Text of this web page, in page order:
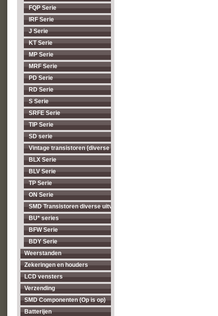
FQP Serie
IRF Serie
J Serie
KT Serie
MP Serie
MRF Serie
PD Serie
RD Serie
S Serie
SRFE Serie
TIP Serie
SD serie
Vintage transistoren (diverse types, op = op)
BLX Serie
BLV Serie
TP Serie
ON Serie
SMD Transistoren diverse uitvoeringen
BU* series
BFW Serie
BDY Serie
Weerstanden
Zekeringen en houders
LCD vensters
Verzending
SMD Componenten (Op is op)
Batterijen